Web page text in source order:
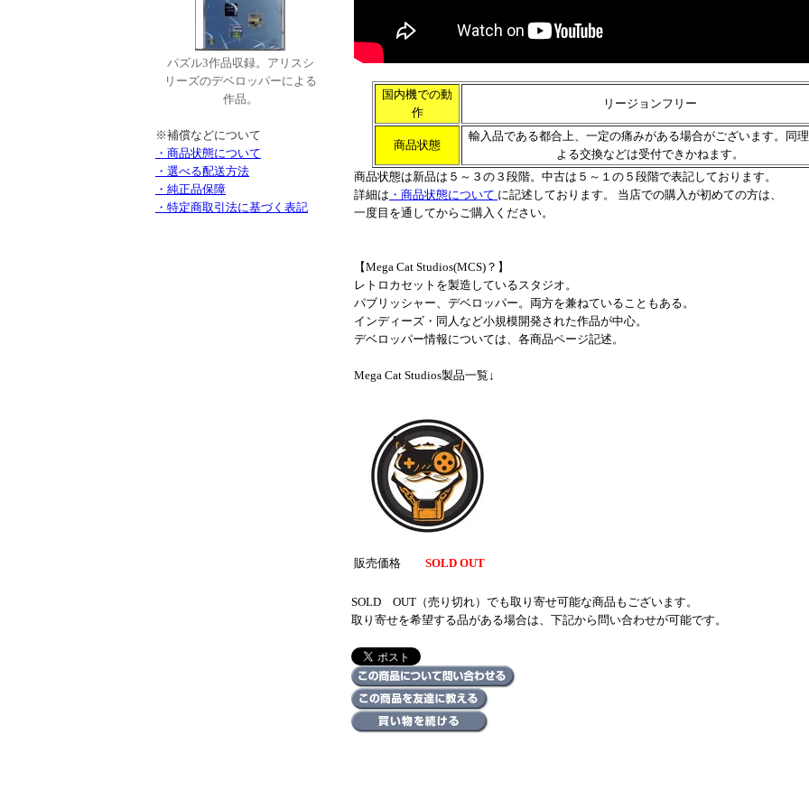
国内機での動
作
リージョンフリー
商品状態
輸入品である都合上、一定の痛みがある場合がございます。同
よる交換などは受付できかねます。
商品状態は新品は５～３の３段階。中古は５～１の５段階で表記しております。
詳細は ・商品状態について に記述しております。 当店での購入が初めての方は、
一度目を通してからご購入ください。
【Mega Cat Studios(MCS)？】
レトロカセットを製造しているスタジオ。
パブリッシャー、デベロッパー。両方を兼ねていることもある。
インディーズ・同人など小規模開発された作品が中心。
デベロッパー情報については、各商品ページ記述。
Mega Cat Studios製品一覧↓
販売価格 SOLD OUT
SOLD OUT（売り切れ）でも取り寄せ可能な商品もございます。
取り寄せを希望する品がある場合は、下記から問い合わせが可能です。
パズル3作品収録。アリスシ
リーズのデベロッパーによる
作品。
※補償などについて
・商品状態について
・選べる配送方法
・純正品保障
・特定商取引法に基づく表記